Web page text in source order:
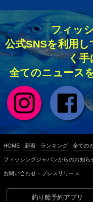
フィッ
公式SNSを利用
く手
全てのニュース
HOME 新着 ランキング 全ての
フィッシングジャパンからのお知ら
お問い合わせ・プレスリリース
釣り船予約アプリ